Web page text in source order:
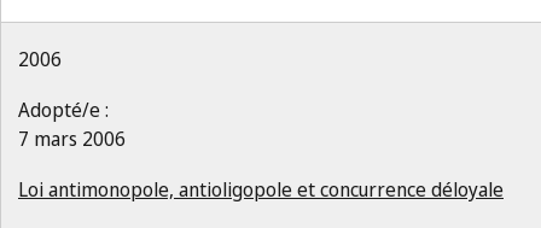
2006
Adopté/e :
7 mars 2006
Loi antimonopole, antioligopole et concurrence déloyale